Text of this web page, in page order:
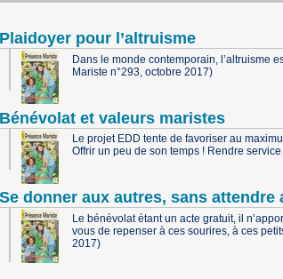
Plaidoyer pour l’altruisme
Dans le monde contemporain, l’altruisme
Mariste n°293, octobre 2017)
Bénévolat et valeurs maristes
Le projet EDD tente de favoriser au
Offrir un peu de son temps ! Rendre
Se donner aux autres, sans attendre
Le bénévolat étant un acte gratuit, il
vous de repenser à ces sourires, à ces
2017)